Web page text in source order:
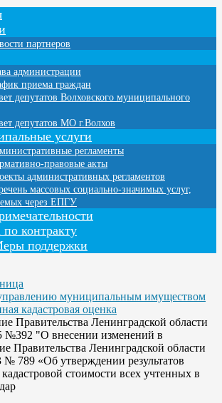
партнеров
администрации
приема граждан
депутатов Волховского муниципального
депутатов МО г.Волхов
услуги
регламенты
правовые акты
административных регламентов
массовых социально-значимых услуг,
через ЕПГУ
контракту
поддержки
муниципальным имуществом
кадастровая оценка
Правительства Ленинградской области
№392 "О внесении изменений в
Правительства Ленинградской области
№ 789 «Об утверждении результатов
стоимости всех учтенных в